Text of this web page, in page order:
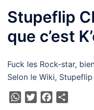
Stupeflip
que c’est
Fuck les Rock-star,
Selon le Wiki,
WhatsApp
TwitterFacebook